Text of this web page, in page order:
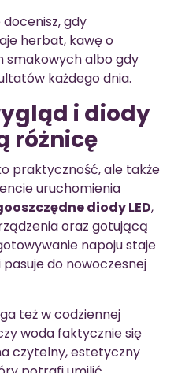
gdy
herbat, kawę o
albo gdy
każdego dnia.
i diody
różnicę
praktyczność, ale także
uruchomienia
diody LED,
oraz gotującą
napoju staje
pasuje do nowoczesnej
też w codziennej
woda faktycznie się
czytelny, estetyczny